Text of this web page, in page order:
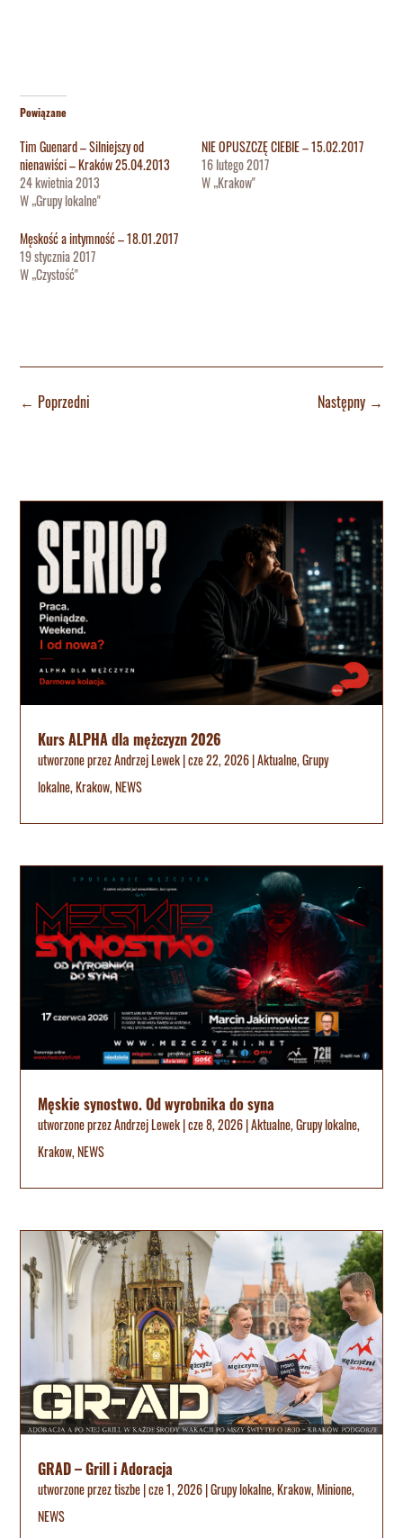
Powiązane
Tim Guenard – Silniejszy od
nienawiści – Kraków 25.04.2013
24 kwietnia 2013
W „Grupy lokalne"
NIE OPUSZCZĘ CIEBIE – 15.02.2017
16 lutego 2017
W „Krakow"
Męskość a intymność – 18.01.2017
19 stycznia 2017
W „Czystość"
← Poprzedni Następny→
Kurs ALPHA dla mężczyzn 2026
utworzone przezAndrzej Lewek|cze 22, 2026|Aktualne,Grupy
lokalne,Krakow,NEWS
Męskie synostwo. Od wyrobnika do syna
utworzone przezAndrzej Lewek|cze 8, 2026|Aktualne,Grupy lokalne,
Krakow,NEWS
GRAD – Grill i Adoracja
utworzone przeztiszbe|cze 1, 2026|Grupy lokalne,Krakow,Minione,
NEWS